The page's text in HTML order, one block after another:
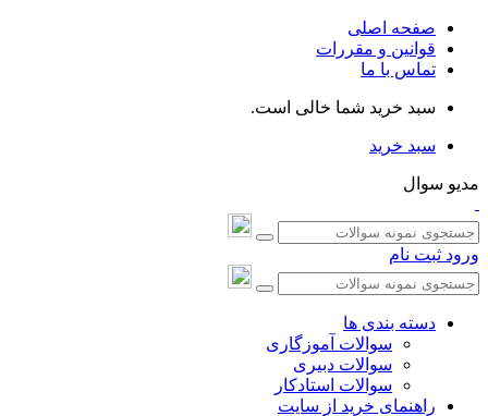
صفحه اصلی
قوانین و مقررات
تماس با ما
سبد خرید شما خالی است.
سبد خرید
مدیو سوال
ورود ثبت نام
دسته بندی ها
سوالات آموزگاری
سوالات دبیری
سوالات استادکار
راهنمای خرید از سایت